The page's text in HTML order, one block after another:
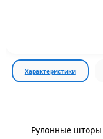
Характеристики
Рулонные